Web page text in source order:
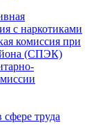
с наркотиками
комиссия при
(СПЭК)
труда